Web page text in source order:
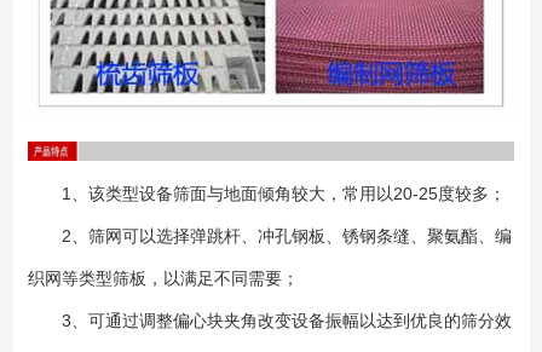
1、该类型设备筛面与地面倾角较大，常用以20-25度较多；
2、筛网可以选择弹跳杆、冲孔钢板、锈钢条缝、聚氨酯、编
织网等类型筛板，以满足不同需要；
3、可通过调整偏心块夹角改变设备振幅以达到优良的筛分效